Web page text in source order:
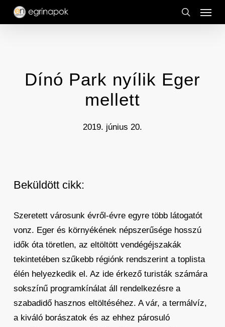
Skip
search
Menu
Dínó Park nyílik Eger
mellett
2019. június 20.
Beküldött cikk:
Szeretett városunk évről-évre egyre több látogatót
vonz. Eger és környékének népszerűsége hosszú
idők óta töretlen, az eltöltött vendégéjszakák
tekintetében szűkebb régiónk rendszerint a toplista
élén helyezkedik el. Az ide érkező turisták számára
sokszínű programkínálat áll rendelkezésre a
szabadidő hasznos eltöltéséhez. A vár, a termálvíz,
a kiváló borászatok és az ehhez párosuló